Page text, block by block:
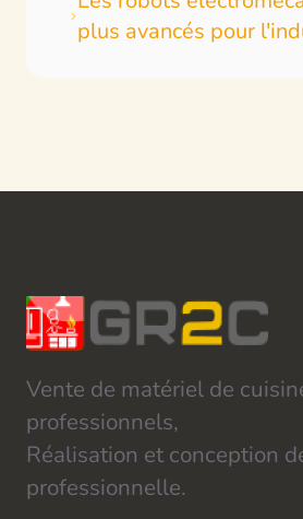
plus avancés pour
Vente de matériel de
professionnels,
Réalisation et conception
professionnelle.